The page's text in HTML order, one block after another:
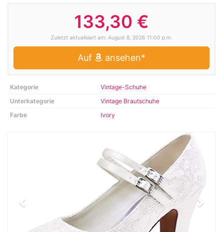
133,30 €
Zuletzt aktualisiert am: August 8, 2026 11:00 p.m.
Auf ansehen*
Kategorie
Vintage-Schuhe
Unterkategorie
Vintage Brautschuhe
Farbe
Ivory